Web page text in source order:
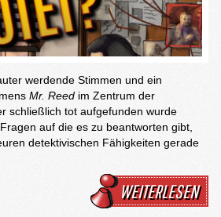
werdende Stimmen und ein
Mr. Reed im Zentrum der
schließlich tot aufgefunden wurde
auf die es zu beantworten gibt,
detektivischen Fähigkeiten gerade
WEITERLESEN